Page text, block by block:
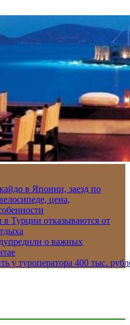
в Японии, заезд по
цена,
Турции отказываются от
о важных
у туроператора 400 тыс.